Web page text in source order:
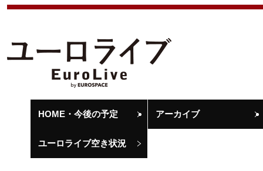
HOME・今後の予定 アーカイブ
ユーロライブ空き状況